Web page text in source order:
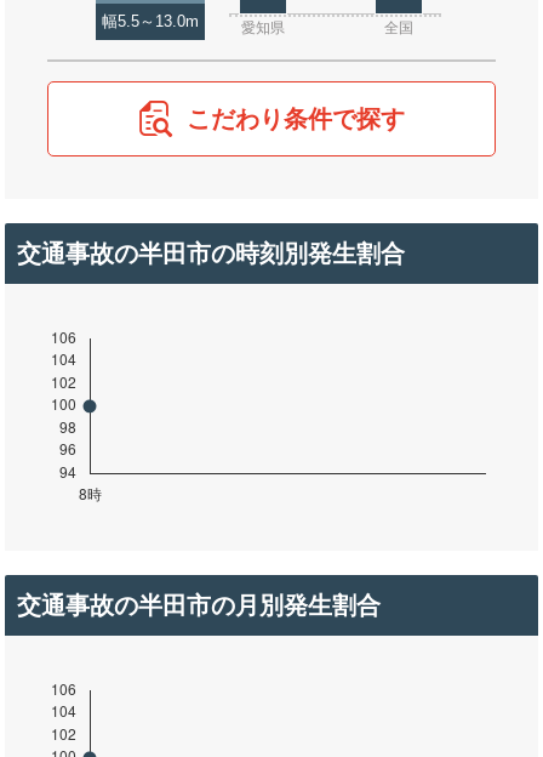
幅5.5～13.0m 愛知県 全国
こだわり条件で探す
交通事故の半田市の時刻別発生割合
交通事故の半田市の月別発生割合